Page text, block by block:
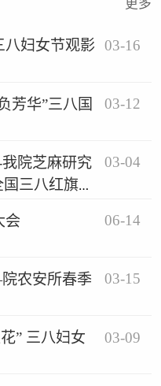
更多
八妇女节观影 03-16
芳华”三八国
03-12
院芝麻研究
三八红旗集
03-04
会 06-14
农安所春季
03-15
” 三八妇女
03-09